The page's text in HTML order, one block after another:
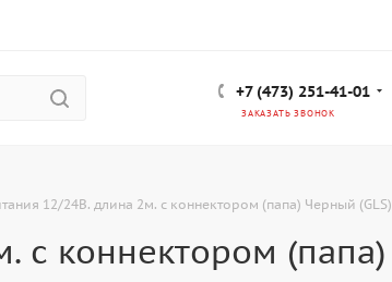
+7 (473) 251-41-01
ЗАКАЗАТЬ ЗВОНОК
12/24В. длина 2м. с коннектором (папа) Черный (GLS)
с коннектором (папа)